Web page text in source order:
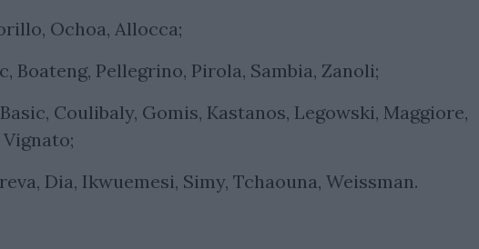
Ochoa, Allocca;
Boateng, Pellegrino, Pirola, Sambia, Zanoli;
Coulibaly, Gomis, Kastanos, Legowski, Maggiore,
Dia, Ikwuemesi, Simy, Tchaouna, Weissman.